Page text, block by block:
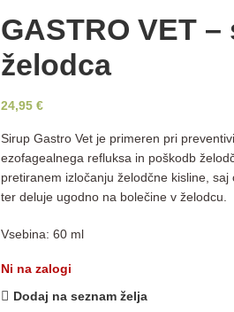
GASTRO VET
želodca
24,95 €
Sirup Gastro Vet je primeren pri
ezofagealnega refluksa in poškodb
pretiranem izločanju želodčne kisline,
ter deluje ugodno na bolečine v želodcu.
Vsebina: 60 ml
Ni na zalogi
Dodaj na seznam želja